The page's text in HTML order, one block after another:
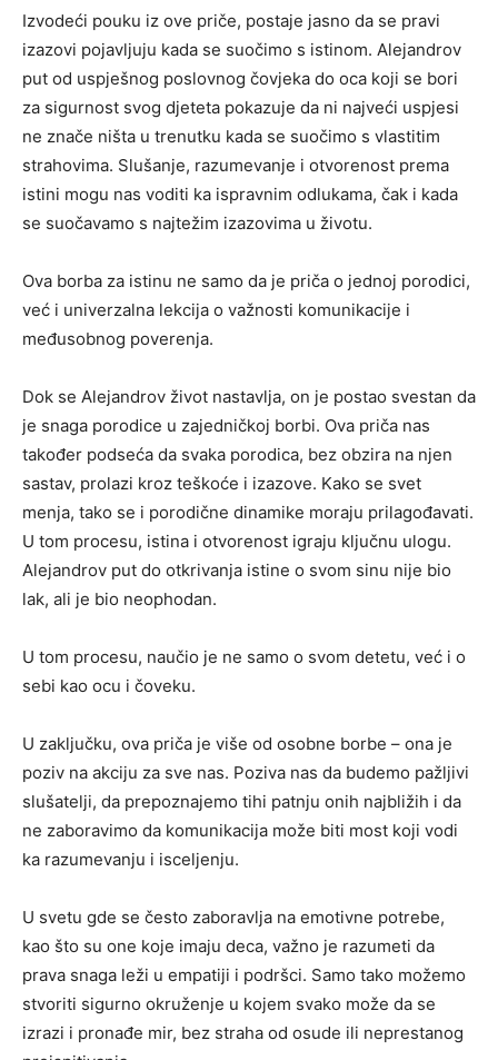
Izvodeći pouku iz ove priče, postaje jasno da se pravi
izazovi pojavljuju kada se suočimo s istinom. Alejandrov
put od uspješnog poslovnog čovjeka do oca koji se bori
za sigurnost svog djeteta pokazuje da ni najveći uspjesi
ne znače ništa u trenutku kada se suočimo s vlastitim
strahovima. Slušanje, razumevanje i otvorenost prema
istini mogu nas voditi ka ispravnim odlukama, čak i kada
se suočavamo s najtežim izazovima u životu.
Ova borba za istinu ne samo da je priča o jednoj porodici,
već i univerzalna lekcija o važnosti komunikacije i
međusobnog poverenja.
Dok se Alejandrov život nastavlja, on je postao svestan da
je snaga porodice u zajedničkoj borbi. Ova priča nas
također podseća da svaka porodica, bez obzira na njen
sastav, prolazi kroz teškoće i izazove. Kako se svet
menja, tako se i porodične dinamike moraju prilagođavati.
U tom procesu, istina i otvorenost igraju ključnu ulogu.
Alejandrov put do otkrivanja istine o svom sinu nije bio
lak, ali je bio neophodan.
U tom procesu, naučio je ne samo o svom detetu, već i o
sebi kao ocu i čoveku.
U zaključku, ova priča je više od osobne borbe – ona je
poziv na akciju za sve nas. Poziva nas da budemo pažljivi
slušatelji, da prepoznajemo tihi patnju onih najbližih i da
ne zaboravimo da komunikacija može biti most koji vodi
ka razumevanju i isceljenju.
U svetu gde se često zaboravlja na emotivne potrebe,
kao što su one koje imaju deca, važno je razumeti da
prava snaga leži u empatiji i podršci. Samo tako možemo
stvoriti sigurno okruženje u kojem svako može da se
izrazi i pronađe mir, bez straha od osude ili neprestanog